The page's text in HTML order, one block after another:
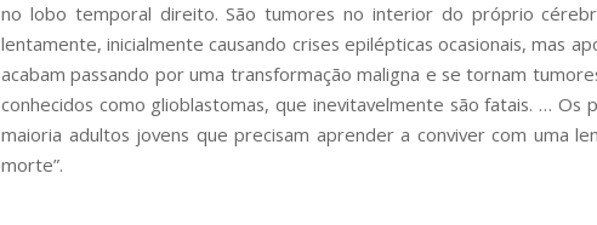
no lobo temporal direito. São tumores no interior do próprio
lentamente, inicialmente causando crises epilépticas ocasionais, mas
acabam passando por uma transformação maligna e se tornam
conhecidos como glioblastomas, que inevitavelmente são fatais. … Os
maioria adultos jovens que precisam aprender a conviver com uma
morte”.